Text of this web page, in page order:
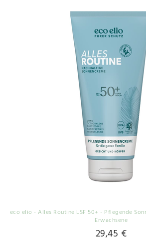
eco elio - Alles Routine LSF 50+ - Pflegende
Erwachsene
29,45 €